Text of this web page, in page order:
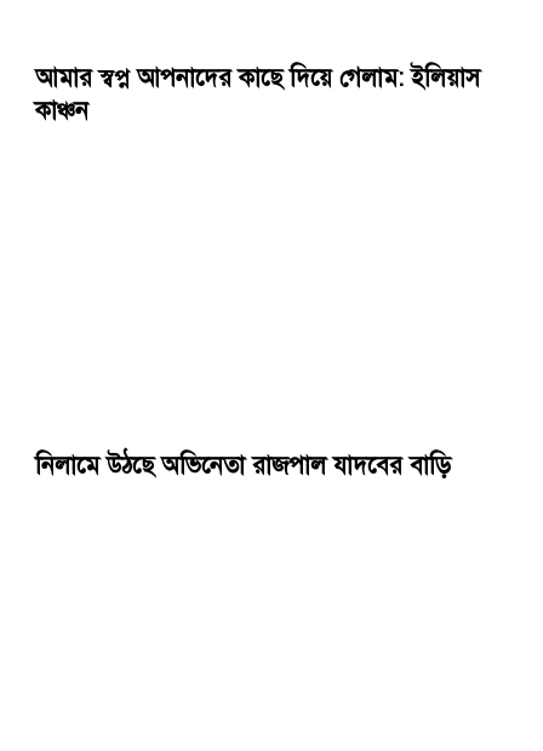
আমার স্বপ্ন আপনাদের কাছে দিয়ে গেলাম: ইলিয়াস
কাঞ্চন
নিলামে উঠছে অভিনেতা রাজপাল যাদবের বাড়ি